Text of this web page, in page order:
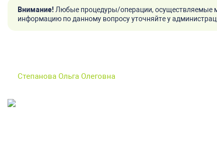
Внимание! Любые процедуры/операции, осуществляемые
информацию по данному вопросу уточняйте у
Степанова Ольга Олеговна